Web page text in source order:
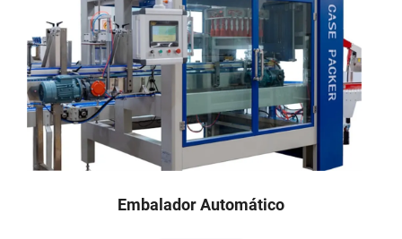
Vídeo
Contacto
Sitio RU
Embalador Automático